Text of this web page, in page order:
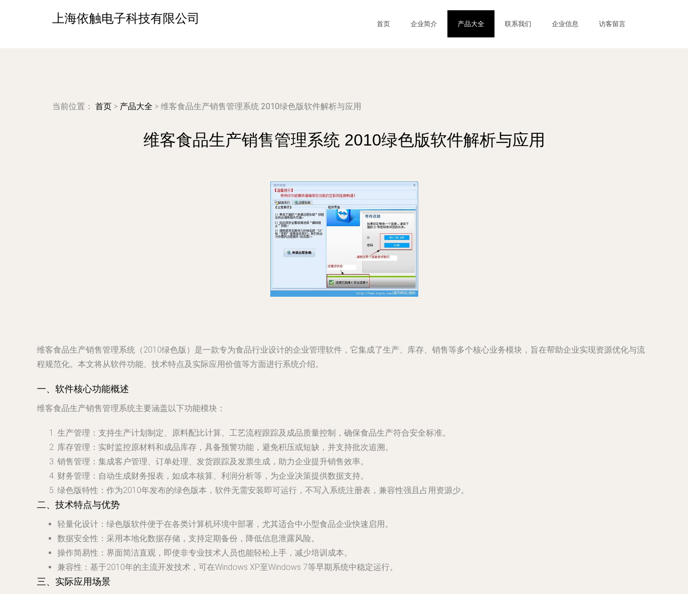
上海依触电子科技有限公司 首页 企业简介 产品大全 联系我们 企业信息 访客留言
当前位置： 首页 > 产品大全 > 维客食品生产销售管理系统 2010绿色版软件解析与应用
维客食品生产销售管理系统 2010绿色版软件解析与应用
维客食品生产销售管理系统（2010绿色版）是一款专为食品行业设计的企业管理软件，它集成了生产、库存、销售等多个核心业务模块，旨在帮助企业实现资源优化与流
程规范化。本文将从软件功能、技术特点及实际应用价值等方面进行系统介绍。
一、软件核心功能概述
维客食品生产销售管理系统主要涵盖以下功能模块：
生产管理 ：支持生产计划制定、原料配比计算、工艺流程跟踪及成品质量控制，确保食品生产符合安全标准。
库存管理 ：实时监控原材料和成品库存，具备预警功能，避免积压或短缺，并支持批次追溯。
销售管理 ：集成客户管理、订单处理、发货跟踪及发票生成，助力企业提升销售效率。
财务管理 ：自动生成财务报表，如成本核算、利润分析等，为企业决策提供数据支持。
绿色版特性 ：作为2010年发布的绿色版本，软件无需安装即可运行，不写入系统注册表，兼容性强且占用资源少。
二、技术特点与优势
轻量化设计 ：绿色版软件便于在各类计算机环境中部署，尤其适合中小型食品企业快速启用。
数据安全性 ：采用本地化数据存储，支持定期备份，降低信息泄露风险。
操作简易性 ：界面简洁直观，即使非专业技术人员也能轻松上手，减少培训成本。
兼容性 ：基于2010年的主流开发技术，可在Windows XP至Windows 7等早期系统中稳定运行。
三、实际应用场景